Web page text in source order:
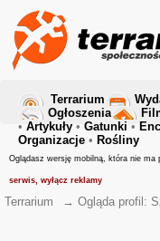
Terrarium
Ogłoszenia
• Artykuły • Gatunki •
Organizacje • Rośliny
Oglądasz wersję mobilną, która nie ma
serwis, wyłącz reklamy
Terrarium → Ogląda profil: